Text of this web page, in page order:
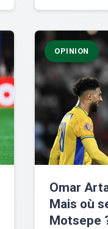
OPINION
Omar
Mais où
Motsepe